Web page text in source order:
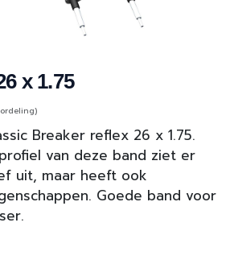
x 1.75
Breaker reflex 26 x 1.75.
van deze band ziet er
uit, maar heeft ook
Goede band voor